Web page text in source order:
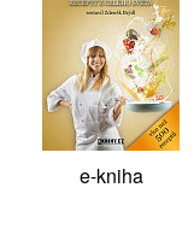
e-kniha